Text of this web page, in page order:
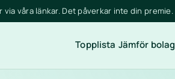
våra länkar. Det påverkar inte din premie.
Topplista Jämför bolag